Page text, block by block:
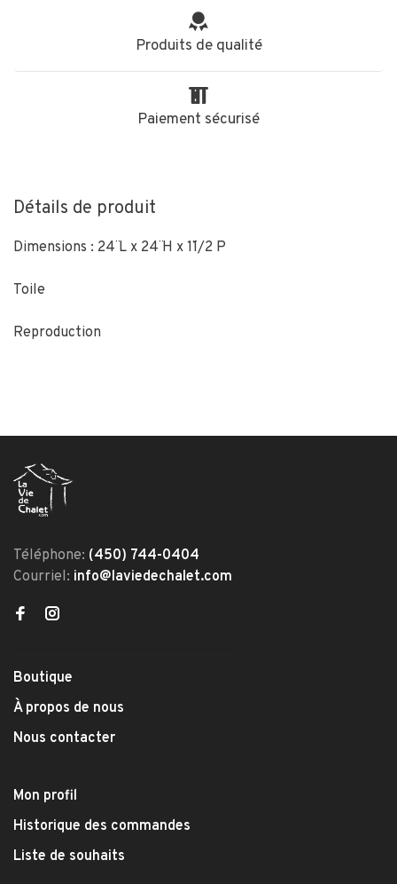
Produits de qualité
Paiement sécurisé
Détails de produit
Dimensions : 24¨ L x 24¨ H x 1¨1/2 P
Toile
Reproduction
Téléphone: (450) 744-0404
Courriel: info@laviedechalet.com
Boutique
À propos de nous
Nous contacter
Mon profil
Historique des commandes
Liste de souhaits